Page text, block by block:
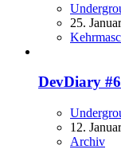
25.
DevDiary
12.
Archiv